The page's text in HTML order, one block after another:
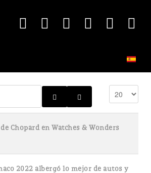
Chopard en Watches & Wonders
2022 albergó lo mejor de autos y